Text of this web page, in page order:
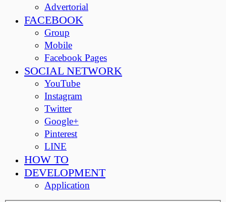
Advertorial
FACEBOOK
Group
Mobile
Facebook Pages
SOCIAL NETWORK
YouTube
Instagram
Twitter
Google+
Pinterest
LINE
HOW TO
DEVELOPMENT
Application